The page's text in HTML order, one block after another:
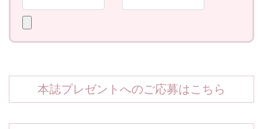
本誌プレゼントへのご応募はこちら